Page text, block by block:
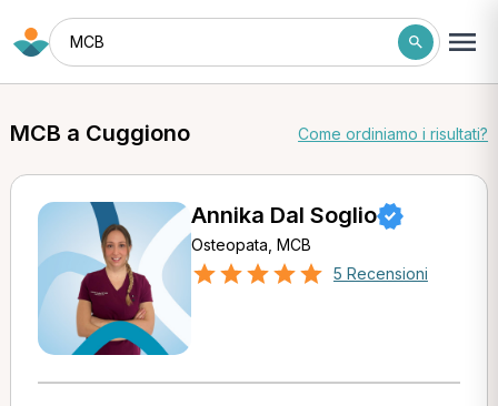
MCB
MCB a Cuggiono Come ordiniamo i risultati?
Annika Dal Soglio
Osteopata, MCB
5 Recensioni